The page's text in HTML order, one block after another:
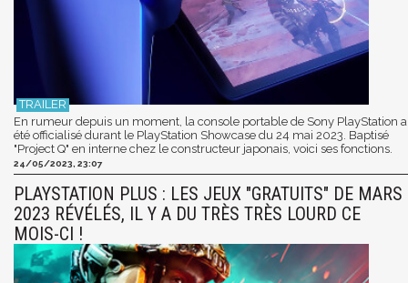
En rumeur depuis un moment, la console portable de Sony PlayStation a
été officialisé durant le PlayStation Showcase du 24 mai 2023. Baptisé
"Project Q" en interne chez le constructeur japonais, voici ses fonctions.
24/05/2023, 23:07
PLAYSTATION PLUS : LES JEUX "GRATUITS" DE MARS
2023 RÉVÉLÉS, IL Y A DU TRÈS TRÈS LOURD CE
MOIS-CI !